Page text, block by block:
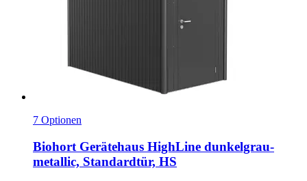
7 Optionen
Biohort Gerätehaus HighLine dunkelgrau-​
metallic, Standardtür, HS